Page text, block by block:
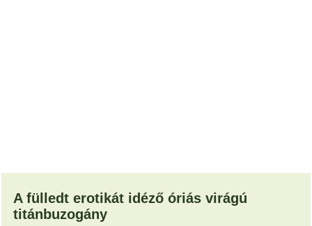
A fülledt erotikát idéző óriás virágú
titánbuzogány